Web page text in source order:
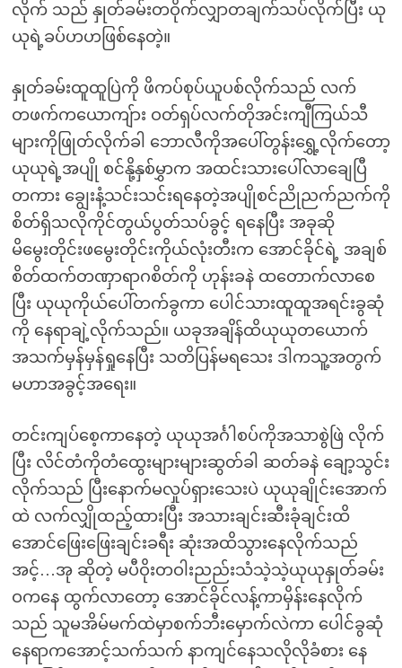
လိုက် သည် နှုတ်ခမ်းတဝိုက်လျှာတချက်သပ်လိုက်ပြီး ယု
ယုရဲ့ခပ်ဟဟဖြစ်နေတဲ့။
နှုတ်ခမ်းထူထူပြဲကို ဖိကပ်စုပ်ယူပစ်လိုက်သည် လက်
တဖက်ကယောကျ်ား ဝတ်ရှပ်လက်တိုအင်းကျီကြယ်သီ
များကိုဖြုတ်လိုက်ခါ ဘောလီကိုအပေါ်တွန်းရွှေ့လိုက်တော့
ယုယုရဲ့အပျို စင်နို့နှစ်မွှာက အထင်းသားပေါ်လာချေပြီ
တကား ချွေးနံ့သင်းသင်းရနေတဲ့အပျိုစင်ညိုညက်ညက်ကို
စိတ်ရှိသလိုကိုင်တွယ်ပွတ်သပ်ခွင့် ရနေပြီး အခုဆို
မိမွေးတိုင်းဖမွေးတိုင်းကိုယ်လုံးတီးက အောင်ခိုင်ရဲ့ အချစ်
စိတ်ထက်တဏှာရာဂစိတ်ကို ဟုန်းခနဲ ထတောက်လာစေ
ပြီး ယုယုကိုယ်ပေါ်တက်ခွကာ ပေါင်သားထူထူအရင်းခွဆုံ
ကို နေရာချဲ့လိုက်သည်။ ယခုအချိန်ထိယုယုတယောက်
အသက်မှန်မှန်ရှုနေပြီး သတိပြန်မရသေး ဒါကသူ့အတွက်
မဟာအခွင့်အရေး။
တင်းကျပ်စေ့ကာနေတဲ့ ယုယုအင်္ဂါစပ်ကိုအသာစွဲဖြဲ လိုက်
ပြီး လိင်တံကိုတံထွေးများများဆွတ်ခါ ဆတ်ခနဲ ချော့သွင်း
လိုက်သည် ပြီးနောက်မလှုပ်ရှားသေးပဲ ယုယုချိုင်းအောက်
ထဲ လက်လျှိုထည့်ထားပြီး အသားချင်းဆီးခုံချင်းထိ
အောင်ဖြေးဖြေးချင်းခရီး ဆုံးအထိသွားနေလိုက်သည်
အင့်…အု ဆိုတဲ့ မပီဝိုးတဝါးညည်းသံသဲ့သဲ့ယုယုနှုတ်ခမ်း
ဝကနေ ထွက်လာတော့ အောင်ခိုင်လန့်ကာမှိန်းနေလိုက်
သည် သူမအိမ်မက်ထဲမှာစက်ဘီးမှောက်လဲကာ ပေါင်ခွဆုံ
နေရာကအောင့်သက်သက် နာကျင်နေသလိုလိုခံစား နေ